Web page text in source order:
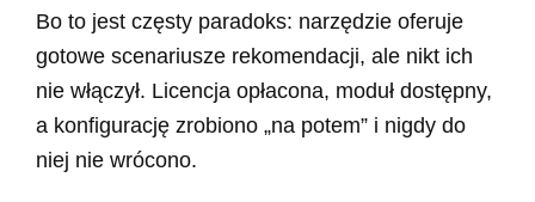
Bo to jest częsty paradoks: narzędzie oferuje
gotowe scenariusze rekomendacji, ale nikt ich
nie włączył. Licencja opłacona, moduł dostępny,
a konfigurację zrobiono „na potem” i nigdy do
niej nie wrócono.